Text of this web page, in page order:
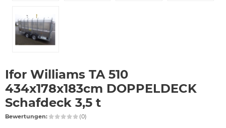
Ifor Williams TA 510
434x178x183cm DOPPELDECK
Schafdeck 3,5 t
Bewertungen: (0)